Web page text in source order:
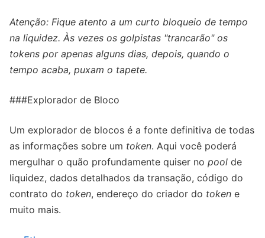
Atenção: Fique atento a um curto bloqueio de tempo
na liquidez. Às vezes os golpistas "trancarão" os
tokens por apenas alguns dias, depois, quando o
tempo acaba, puxam o tapete.
###Explorador de Bloco
Um explorador de blocos é a fonte definitiva de todas
as informações sobre um token. Aqui você poderá
mergulhar o quão profundamente quiser no pool de
liquidez, dados detalhados da transação, código do
contrato do token, endereço do criador do token e
muito mais.